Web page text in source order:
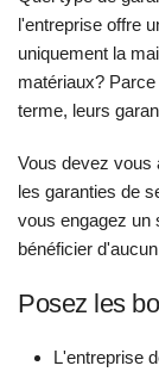
l'entreprise offre
uniquement la
matériaux?
terme, leurs
Vous devez vous
les garanties de
vous engagez un
bénéficier
Posez les
L'entreprise